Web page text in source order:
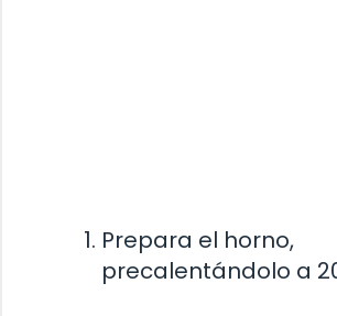
Prepara el horno,
precalentándolo a